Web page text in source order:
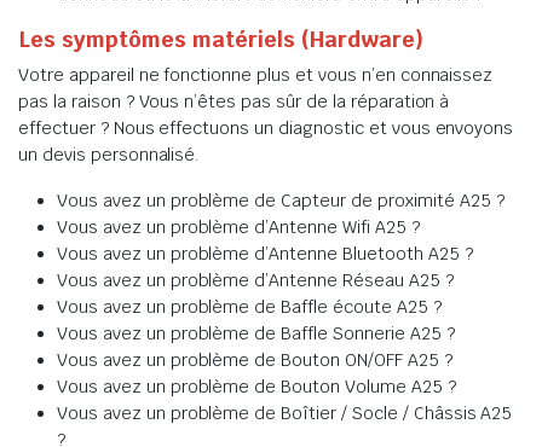
Les symptômes matériels (Hardware)
Votre appareil ne fonctionne plus et vous n’en connaissez
pas la raison ? Vous n’êtes pas sûr de la réparation à
effectuer ? Nous effectuons un diagnostic et vous envoyons
un devis personnalisé.
Vous avez un problème de Capteur de proximité A25 ?
Vous avez un problème d’Antenne Wifi A25 ?
Vous avez un problème d’Antenne Bluetooth A25 ?
Vous avez un problème d’Antenne Réseau A25 ?
Vous avez un problème de Baffle écoute A25 ?
Vous avez un problème de Baffle Sonnerie A25 ?
Vous avez un problème de Bouton ON/OFF A25 ?
Vous avez un problème de Bouton Volume A25 ?
Vous avez un problème de Boîtier / Socle / Châssis A25
?